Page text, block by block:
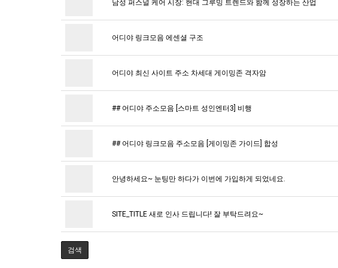
남성 퍼스널 케어 시장: 현대 그루밍 트렌드와 함께 성장하는 산업
어디야 링크모음 에센셜 구조
어디야 최신 사이트 주소 차세대 게이밍존 격자암
## 어디야 주소모음 [스마트 성인엔터3] 비행
## 어디야 링크모음 주소모음 [게이밍존 가이드] 합성
안녕하세요~ 눈팅만 하다가 이번에 가입하게 되었네요.
SITE_TITLE 새로 인사 드립니다! 잘 부탁드려요~
검색